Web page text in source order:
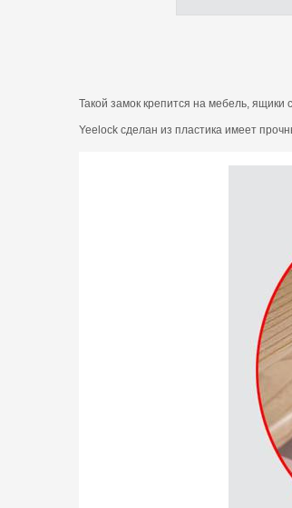
Такой замок крепится на мебель,
Yeelock сделан из пластика имеет